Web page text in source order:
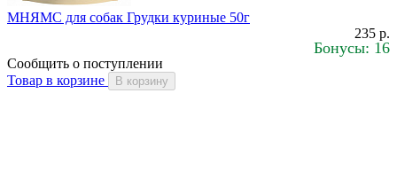
МНЯМС для собак Грудки куриные 50г
235 р.
Бонусы: 16
Сообщить о поступлении
Товар в корзине
В корзину